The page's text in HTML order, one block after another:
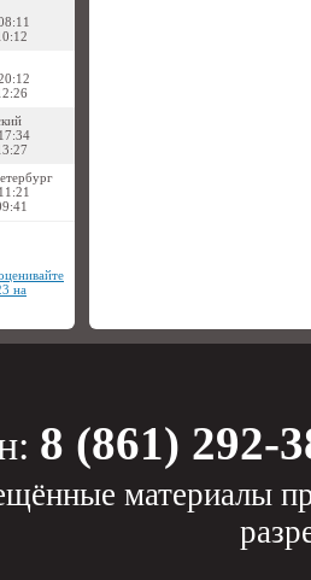
8 (861) 292-
материалы